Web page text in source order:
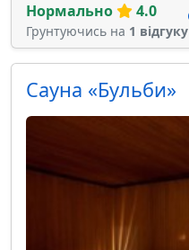
Нормально 4.0
Грунтуючись на 1 відгуку
Сауна «Бульби»